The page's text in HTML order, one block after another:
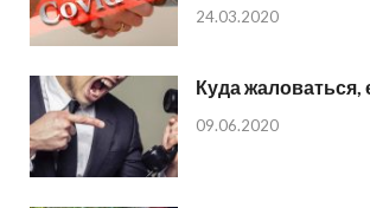
24.03.2020
Куда жаловаться,
09.06.2020